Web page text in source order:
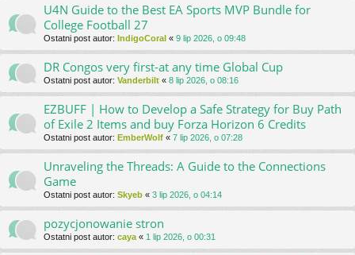
U4N Guide to the Best EA Sports MVP Bundle for
College Football 27
Ostatni post autor: IndigoCoral « 9 lip 2026, o 09:48
DR Congos very first-at any time Global Cup
Ostatni post autor: Vanderbilt « 8 lip 2026, o 08:16
EZBUFF | How to Develop a Safe Strategy for Buy Path
of Exile 2 Items and buy Forza Horizon 6 Credits
Ostatni post autor: EmberWolf « 7 lip 2026, o 07:28
Unraveling the Threads: A Guide to the Connections
Game
Ostatni post autor: Skyeb « 3 lip 2026, o 04:14
pozycjonowanie stron
Ostatni post autor: caya « 1 lip 2026, o 00:31